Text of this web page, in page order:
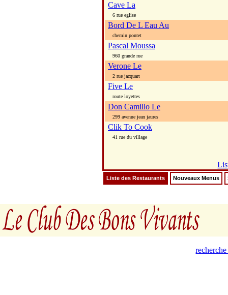
Cave La
6 rue eglise
Bord De L Eau Au
chemin pontet
Pascal Moussa
960 grande rue
Verone Le
2 rue jacquart
Five Le
route loyettes
Don Camillo Le
299 avenue jean jaures
Clik To Cook
41 rue du village
Liste des Restaurants Nouveaux Menus